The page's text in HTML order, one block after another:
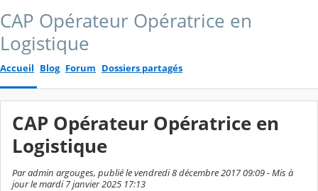
CAP Opérateur Opératrice en
Logistique
Accueil Blog Forum Dossiers partagés
CAP Opérateur Opératrice en
Logistique
Par admin argouges, publié le vendredi 8 décembre 2017 09:09 - Mis à
jour le mardi 7 janvier 2025 17:13